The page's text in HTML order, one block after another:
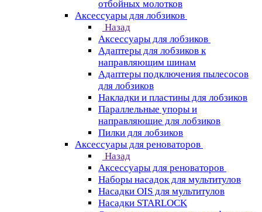
отбойных молотков
Аксессуары для лобзиков
Назад
Аксессуары для лобзиков
Адаптеры для лобзиков к
направляющим шинам
Адаптеры подключения пылесосов
для лобзиков
Накладки и пластины для лобзиков
Параллельные упоры и
направляющие для лобзиков
Пилки для лобзиков
Аксессуары для реноваторов
Назад
Аксессуары для реноваторов
Наборы насадок для мультитулов
Насадки OIS для мультитулов
Насадки STARLOCK